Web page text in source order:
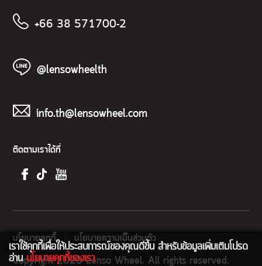
+66 38 571700-2
@lensowheelth
info.th@lensowheel.com
ติดตามเราได้ที่
Copyright 2025 Lenso Wheel. All rights reserved.
นโยบายคุกกี้ นโยบายความเป็นส่วนตัว
เราใช้คุกกี้เพื่อให้ประสบการณ์ของคุณดีขึ้น สำหรับข้อมูลเพิ่มเติมโปรด
อ่านนโยบายคุกกี้ของเรา